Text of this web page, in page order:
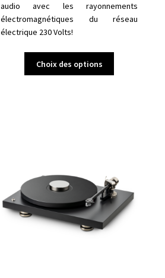
audio avec les rayonnements
électromagnétiques du réseau
électrique 230 Volts!
Choix des options
choisies
sur
la
page
du